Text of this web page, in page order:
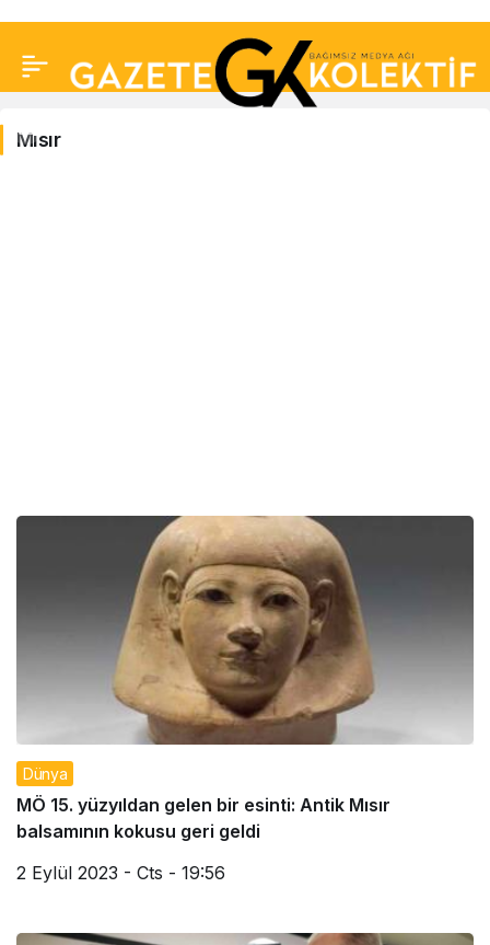
Mısır
Mısır
Dünya
MÖ 15. yüzyıldan gelen bir esinti: Antik Mısır
balsamının kokusu geri geldi
2 Eylül 2023 - Cts - 19:56